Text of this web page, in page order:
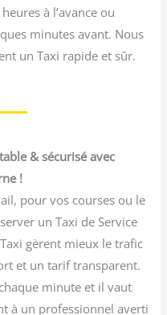
à l’avance ou
minutes avant. Nous
un Taxi rapide et sûr.
& sécurisé avec
!
pour vos courses ou le
un Taxi de Service
gèrent mieux le trafic
et un tarif transparent.
minute et il vaut
à un professionnel averti